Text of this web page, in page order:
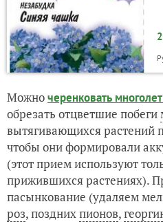
Можночеренковать
обрезать отцветшие побеги
вытягивающихся
чтобы они формировали
(этот прием используют
прижившихся растениях).
пасынкование (удаляем
роз, позднихпионов,